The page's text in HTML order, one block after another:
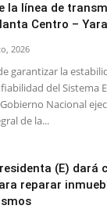
la línea de
Centro –
2026
garantizar la
del Sistema
Nacional
de la...
(E) dará
reparar